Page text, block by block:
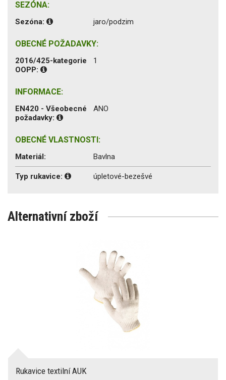
SEZÓNA:
Sezóna: jaro/podzim
OBECNÉ POŽADAVKY:
2016/425-kategorie
OOPP:
1
INFORMACE:
EN420 - Všeobecné
požadavky:
ANO
OBECNÉ VLASTNOSTI:
Materiál: Bavlna
Typ rukavice: úpletové-bezešvé
Alternativní zboží
Rukavice textilní AUK